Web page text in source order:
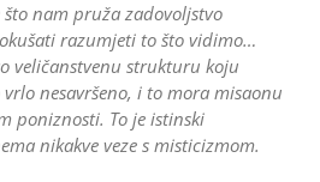
nam pruža zadovoljstvo
razumjeti to što vidimo…
veličanstvenu strukturu koju
nesavršeno, i to mora misaonu
poniznosti. To je istinski
nikakve veze s misticizmom.